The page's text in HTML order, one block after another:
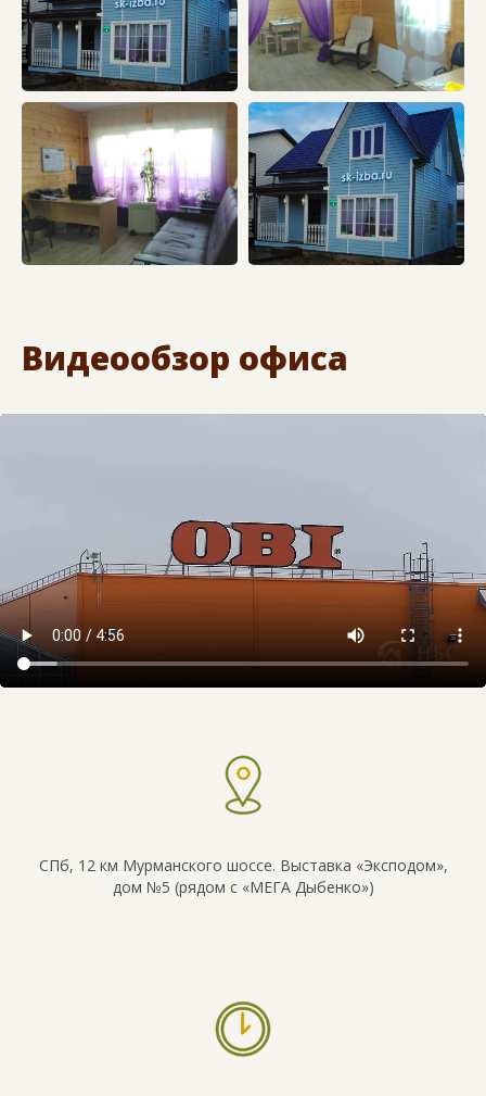
Видеообзор офиса
СПб, 12 км Мурманского шоссе. Выставка «Эксподом»,
дом №5 (рядом с «МЕГА Дыбенко»)